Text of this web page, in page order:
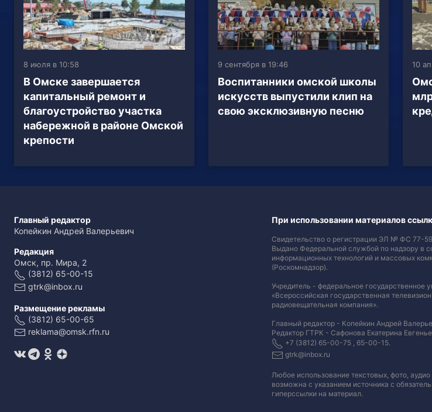
8 июля в 10:58
В Омске завершается
капитальный ремонт и
благоустройство участка
набережной в районе Омской
крепости
9 сентября в 19:46
Воспитанники омской школы
искусств выпустили клип на
свою эксклюзивную песню
10
Главный редактор
Копейкин Андрей Валерьевич
Редакция
Омск, пр. Мира, 2
(3812) 65-00-15
gtrk@inbox.ru
Размещение рекламы
(3812) 65-00-65
reklama@omsk.rfn.ru
При использовании материалов
Свидетельство о регистрации ЭЛ № ФС 77-
Выдано Федеральной службой по надзору в
информационных технологий и массовых
(Роскомнадзор).
Учредитель - федеральное государственное
«Всероссийская государственная
радиовещательная компания».
Главный редактор - Копейкин Андрей
Редактор ГТРК - Сафонова Екатерина
+7 (3812) 65-00-75 , 65-00-15.
gtrk@inbox.ru
Любое использование текстовых, фото,
возможна с указанием источника с
гиперссылки на материал.